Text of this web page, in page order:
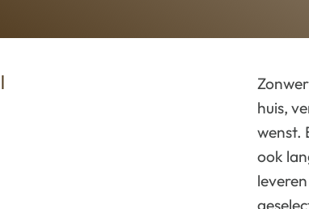
huis,
wenst.
ook